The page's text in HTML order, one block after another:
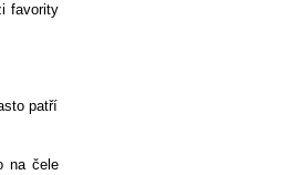
favority
patří
na čele